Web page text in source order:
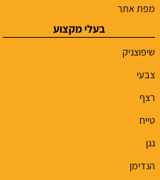
מפת אתר
בעלי מקצוע
שיפוצניק
צבעי
רצף
טייח
גגן
הנדימן